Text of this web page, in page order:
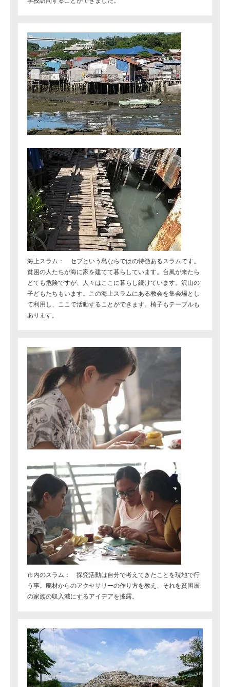
海上スラム： セブという島ならではの特徴あるスラムです。
貧困の人たちが海に家を建てて暮らしています。台風が来たら
とても危険ですが、人々はここに暮らし続けています。沢山の
子どもたちもいます。この海上スラムにある教会を集会場とし
て利用し、ここで活動することができます。椅子もテーブルも
あります。
市内のスラム： 探究活動は自分で考えてきたことを現地で行
う事。廃材からのアクセサリーの作り方を教え、それを貧困層
の家族の収入減にするアイデアを披露。